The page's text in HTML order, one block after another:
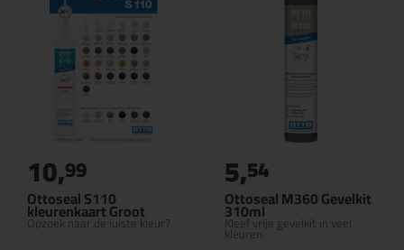
Ottoseal S110
kleurenkaart Groot
Opzoek naar de juiste kleur?
10,99
Ottoseal M360 Gevelkit
310ml
Kleef vrije gevelkit in veel
kleuren
5,54